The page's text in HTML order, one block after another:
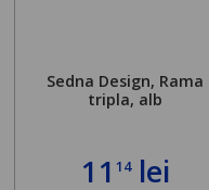
Sedna Design, Rama
tripla, alb
11 14lei